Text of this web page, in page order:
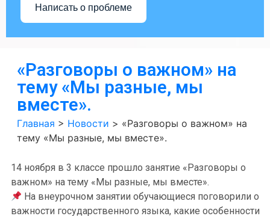
Написать о проблеме
«Разговоры о важном» на
тему «Мы разные, мы
вместе».
Главная > Новости > «Разговоры о важном» на
тему «Мы разные, мы вместе».
14 ноября в 3 классе прошло занятие «Разговоры о
важном» на тему «Мы разные, мы вместе».
На внеурочном занятии обучающиеся поговорили о
важности государственного языка, какие особенности